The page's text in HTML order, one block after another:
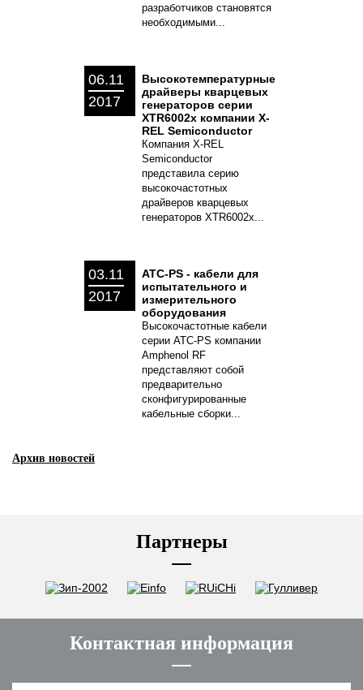
разработчиков становятся
необходимыми...
06.11
2017
Высокотемпературные
драйверы кварцевых
генераторов серии
XTR6002x компании X-
REL Semiconductor
Компания X-REL
Semiconductor
представила серию
высокочастотных
драйверов кварцевых
генераторов XTR6002x...
03.11
2017
ATC-PS - кабели для
испытательного и
измерительного
оборудования
Высокочастотные кабели
серии ATC-PS компании
Amphenol RF
представляют собой
предварительно
сконфигурированные
кабельные сборки...
Архив новостей
Партнеры
Контактная информация